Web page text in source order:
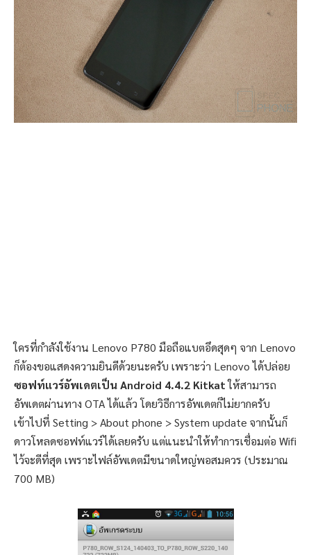
ใครที่กำลังใช้งาน Lenovo P780 มือถือแบตอึดสุดๆ จาก Lenovo
ก็ต้องขอแสดงความยินดีด้วยนะครับ เพราะว่า Lenovo ได้ปล่อย
ซอฟท์แวร์อัพเดตเป็น Android 4.4.2 Kitkatให้สามารถ
อัพเดตผ่านทาง OTA ได้แล้ว โดยวิธีการอัพเดตก็ไม่ยากครับ
เข้าไปที่ Setting > About phone > System update จากนั้นก็
ดาวโหลดซอฟท์แวร์ได้เลยครับ แต่แนะนำให้ทำการเชื่อมต่อ Wifi
ไว้จะดีที่สุด เพราะไฟล์อัพเดตมีขนาดใหญ่พอสมควร (ประมาณ
700 MB)